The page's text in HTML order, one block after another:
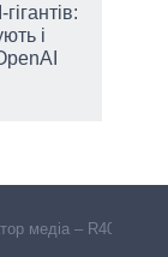
і
медіа – R40-